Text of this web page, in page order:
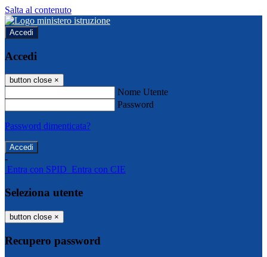
Salta al contenuto
Accedi
Accedi
button close ×
Nome Utente
Password
Password dimenticata?
-
Entra con SPID Entra con CIE
Seleziona utente
button close ×
Recupero password